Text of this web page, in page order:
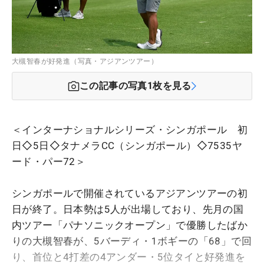
大槻智春が好発進（写真・アジアンツアー）
この記事の写真1枚を見る
＜インターナショナルシリーズ・シンガポール 初
日◇5日◇タナメラCC（シンガポール）◇7535ヤ
ード・パー72＞
シンガポールで開催されているアジアンツアーの初
日が終了。日本勢は5人が出場しており、先月の国
内ツアー「パナソニックオープン」で優勝したばか
りの大槻智春が、5バーディ・1ボギーの「68」で回
り、首位と4打差の4アンダー・5位タイと好発進を